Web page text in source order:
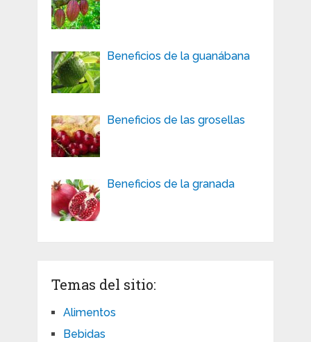
Beneficios de la guanábana
Beneficios de las grosellas
Beneficios de la granada
Temas del sitio:
Alimentos
Bebidas